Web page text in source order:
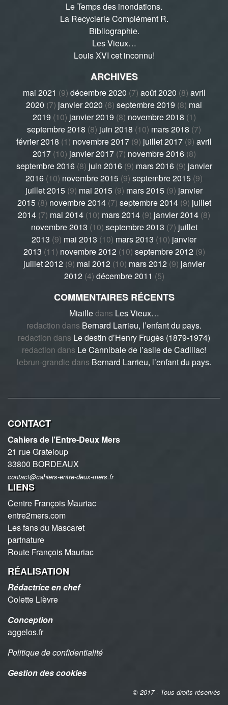
Le Temps des inondations.
La Recyclerie Complément R.
Bibliographie.
Les Vieux…
Louis XVI cet inconnu!
ARCHIVES
mai 2021 (9) décembre 2020 (7) août 2020 (8) avril
2020 (7) janvier 2020 (6) septembre 2019 (8) mai
2019 (10) janvier 2019 (8) novembre 2018 (1)
septembre 2018 (8) juin 2018 (10) mars 2018 (7)
février 2018 (1) novembre 2017 (9) juillet 2017 (9) avril
2017(10) janvier 2017(7) novembre 2016(8)
septembre 2016(8) juin 2016(9) mars 2016(9) janvier
2016 (10) novembre 2015 (9) septembre 2015 (9)
juillet 2015 (9) mai 2015 (9) mars 2015 (9) janvier
2015(8) novembre 2014(7) septembre 2014(9) juillet
2014 (7) mai 2014 (10) mars 2014 (9) janvier 2014 (8)
novembre 2013 (10) septembre 2013 (7) juillet
2013 (9) mai 2013 (10) mars 2013 (10) janvier
2013 (11) novembre 2012(10) septembre 2012(9)
juillet 2012(9) mai 2012 (10) mars 2012 (9) janvier
2012(4) décembre 2011 (5)
COMMENTAIRES RÉCENTS
Miailledans Les Vieux…
redaction dans Bernard Larrieu, l’enfant du pays.
redaction dans Le destin d’Henry Frugès (1879-1974)
redaction dans Le Cannibale de l’asile de Cadillac!
lebrun-grandie dans Bernard Larrieu, l’enfant du pays.
CONTACT
Cahiers de l’Entre-Deux Mers
21 rue Grateloup
33800 BORDEAUX
contact@cahiers-entre-deux-mers.fr
LIENS
Centre François Mauriac
entre2mers.com
Les fans du Mascaret
partnature
Route François Mauriac
RÉALISATION
Rédactrice en chef
Colette Lièvre
Conception
aggelos.fr
Politique de confidentialité
Gestion des cookies
© 2017 - Tous droits réservés